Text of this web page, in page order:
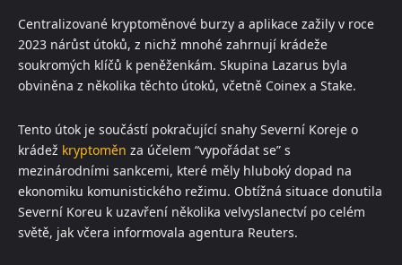
Centralizované kryptoměnové burzy a aplikace zažily v roce
2023 nárůst útoků, z nichž mnohé zahrnují krádeže
soukromých klíčů k peněženkám. Skupina Lazarus byla
obviněna z několika těchto útoků, včetně Coinex a Stake.
Tento útok je součástí pokračující snahy Severní Koreje o
krádež kryptoměn za účelem “vypořádat se” s
mezinárodními sankcemi, které měly hluboký dopad na
ekonomiku komunistického režimu. Obtížná situace donutila
Severní Koreu k uzavření několika velvyslanectví po celém
světě, jak včera informovala agentura Reuters.